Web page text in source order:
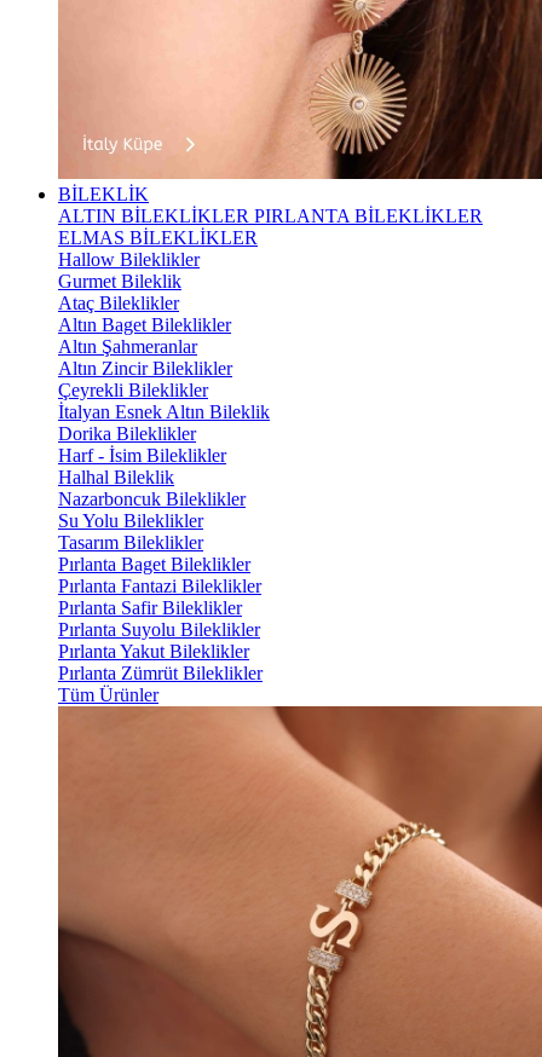
BİLEKLİK
ALTIN BİLEKLİKLER PIRLANTA BİLEKLİKLER
ELMAS BİLEKLİKLER
Hallow Bileklikler
Gurmet Bileklik
Ataç Bileklikler
Altın Baget Bileklikler
Altın Şahmeranlar
Altın Zincir Bileklikler
Çeyrekli Bileklikler
İtalyan Esnek Altın Bileklik
Dorika Bileklikler
Harf - İsim Bileklikler
Halhal Bileklik
Nazarboncuk Bileklikler
Su Yolu Bileklikler
Tasarım Bileklikler
Pırlanta Baget Bileklikler
Pırlanta Fantazi Bileklikler
Pırlanta Safir Bileklikler
Pırlanta Suyolu Bileklikler
Pırlanta Yakut Bileklikler
Pırlanta Zümrüt Bileklikler
Tüm Ürünler